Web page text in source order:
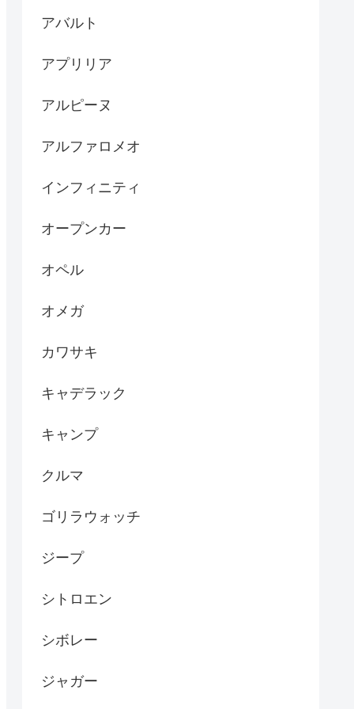
アバルト
アプリリア
アルピーヌ
アルファロメオ
インフィニティ
オープンカー
オペル
オメガ
カワサキ
キャデラック
キャンプ
クルマ
ゴリラウォッチ
ジープ
シトロエン
シボレー
ジャガー